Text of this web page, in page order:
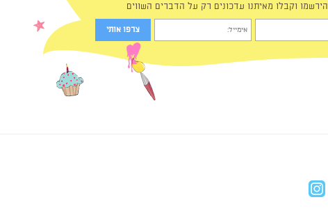
הירשמו וקבלו מאיתנו עדכונים רק על הדברים השווים